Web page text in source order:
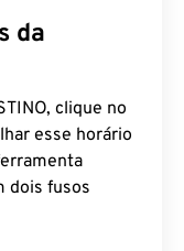
da
clique no
esse horário
dois fusos